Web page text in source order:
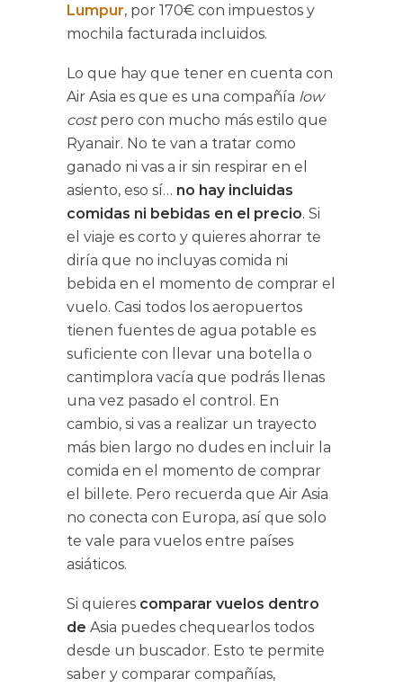
Lumpur, por 170€ con impuestos y
mochila facturada incluidos.
Lo que hay que tener en cuenta con
Air Asia es que es una compañía low
costpero con mucho más estilo que
Ryanair. No te van a tratar como
ganado ni vas a ir sin respirar en el
asiento, eso sí… no hay incluidas
comidas ni bebidas en el precio. Si
el viaje es corto y quieres ahorrar te
diría que no incluyas comida ni
bebida en el momento de comprar el
vuelo. Casi todos los aeropuertos
tienen fuentes de agua potable es
suficiente con llevar una botella o
cantimplora vacía que podrás llenas
una vez pasado el control. En
cambio, si vas a realizar un trayecto
más bien largo no dudes en incluir la
comida en el momento de comprar
el billete. Pero recuerda que Air Asia
no conecta con Europa, así que solo
te vale para vuelos entre países
asiáticos.
Si quieres comparar vuelos dentro
de Asia puedes chequearlos todos
desde un buscador. Esto te permite
saber y comparar compañías,